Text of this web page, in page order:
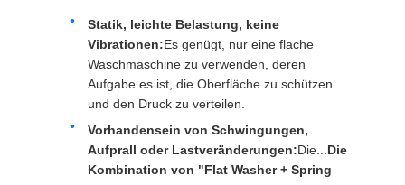
Statik, leichte Belastung, keine
Vibrationen:Es genügt, nur eine flache
Waschmaschine zu verwenden, deren
Aufgabe es ist, die Oberfläche zu schützen
und den Druck zu verteilen.
Vorhandensein von Schwingungen,
Aufprall oder Lastveränderungen:Die... Die
Kombination von "Flat Washer + Spring